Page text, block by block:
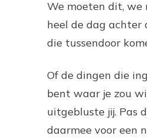
We moeten dit, we
heel de dag achter
die tussendoor
Of de dingen die
bent waar je zou
uitgebluste jij. Pas
daarmee voor een